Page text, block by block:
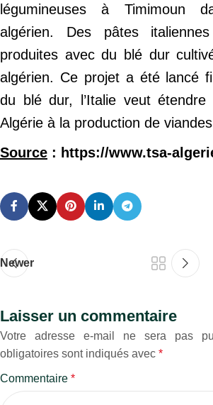
légumineuses à Timimoun
algérien. Des pâtes
produites avec du blé dur
algérien. Ce projet a été lancé
du blé dur, l’Italie veut
Algérie à la production de
Source : https://www.tsa-
Newer
Laisser un commentaire
Votre adresse e-mail ne sera pas
obligatoires sont indiqués avec *
Commentaire *